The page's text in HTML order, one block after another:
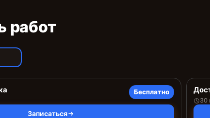
работ
Бесплатно
Записаться
30